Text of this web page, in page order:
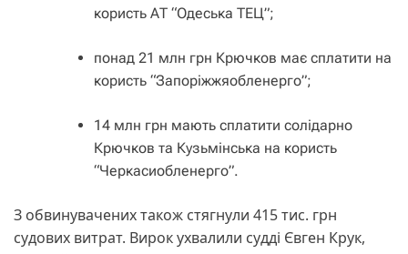
користь АТ “Одеська ТЕЦ”;
понад 21 млн грн Крючков має сплатити на
користь “Запоріжжяобленерго”;
14 млн грн мають сплатити солідарно
Крючков та Кузьмінська на користь
“Черкасиобленерго”.
З обвинувачених також стягнули 415 тис. грн
судових витрат. Вирок ухвалили судді Євген Крук,